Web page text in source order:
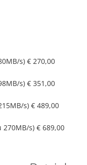
s) € 270,00
s) € 351,00
s) € 489,00
270MB/s) € 689,00